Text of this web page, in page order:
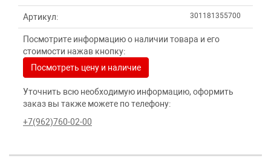
Артикул: 301181355700
Посмотрите информацию о наличии товара и его
стоимости нажав кнопку:
Посмотреть цену и наличие
Уточнить всю необходимую информацию, оформить
заказ вы также можете по телефону:
+7(962)760-02-00